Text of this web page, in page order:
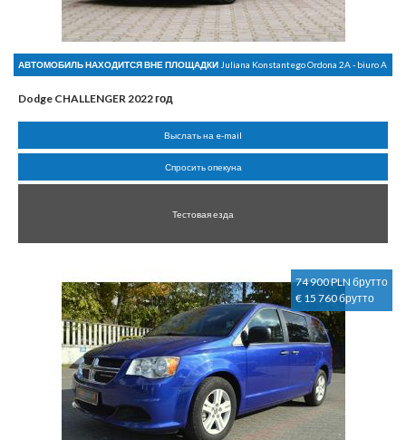
АВТОМОБИЛЬ НАХОДИТСЯ ВНЕ ПЛОЩАДКИJuliana Konstantego Ordona 2A - biuro A
Dodge CHALLENGER 2022 год
Выслать на e-mail
Спросить опекуна
Тестовая езда
74 900 PLN брутто
€ 15 760 брутто